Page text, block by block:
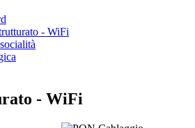
- WiFi
- WiFi